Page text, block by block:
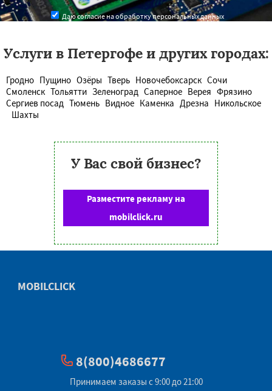
Даю согласие на обработку персональных данных
Услуги в Петергофе и других городах:
Гродно Пущино Озёры Тверь Новочебоксарск Сочи
Смоленск Тольятти Зеленоград Саперное Верея Фрязино
Сергиев посад Тюмень Видное Каменка Дрезна Никольское
Шахты
У Вас свой бизнес?
Разместите рекламу на
mobilclick.ru
MOBILCLICK
8(800)4686677
Принимаем заказы с 9:00 до 21:00